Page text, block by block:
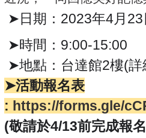
➤日期：2023年4月
➤時間：9:00-15:00
➤地點：台達館2樓(
➤活動報名表
: https://forms.gle/
(敬請於4/13前完成報